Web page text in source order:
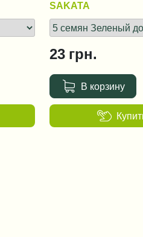
SAKATA
23 грн.
В корзину